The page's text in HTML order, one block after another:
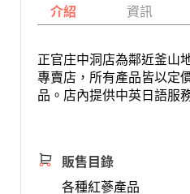
介紹 資訊
正官庄中洞店為鄰近釜山
專賣店，所有產品皆以定
品。店內提供中英日語服
販售目錄
各種紅蔘產品